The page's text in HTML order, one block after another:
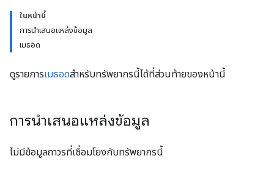
ในหน้านี้
การนำเสนอแหล่งข้อมูล
เมธอด
ดูรายการเมธอดสำหรับทรัพยากรนี้ได้ที่ส่วนท้ายของหน้านี้
การนำเสนอแหล่งข้อมูล
ไม่มีข้อมูลถาวรที่เชื่อมโยงกับทรัพยากรนี้